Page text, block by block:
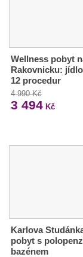
Wellness pobyt
Rakovnicku:
12 procedur
4 990 Kč
3 494 Kč
Karlova
pobyt s
bazénem